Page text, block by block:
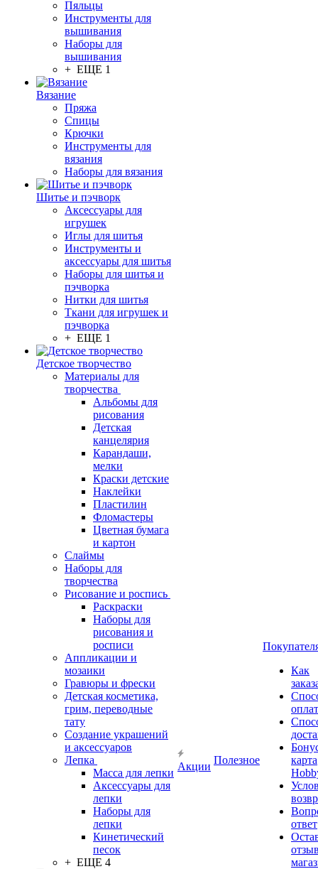
Пяльцы
Инструменты для
вышивания
Наборы для
вышивания
+ ЕЩЕ 1
Вязание
Пряжа
Спицы
Крючки
Инструменты для
вязания
Наборы для вязания
Шитье и пэчворк
Аксессуары для
игрушек
Иглы для шитья
Инструменты и
аксессуары для шитья
Наборы для шитья и
пэчворка
Нитки для шитья
Ткани для игрушек и
пэчворка
+ ЕЩЕ 1
Детское творчество
Материалы для
творчества
Альбомы для
рисования
Детская
канцелярия
Карандаши,
мелки
Краски детские
Наклейки
Пластилин
Фломастеры
Цветная бумага
и картон
Слаймы
Наборы для
творчества
Рисование и роспись
Раскраски
Наборы для
рисования и
росписи
Аппликации и
мозаики
Гравюры и фрески
Детская косметика,
грим, переводные
тату
Создание украшений
и аксессуаров
Лепка
Масса для лепки
Аксессуары для
лепки
Наборы для
лепки
Кинетический
песок
+ ЕЩЕ 4
Акции
Полезное
Как
карта
ответ